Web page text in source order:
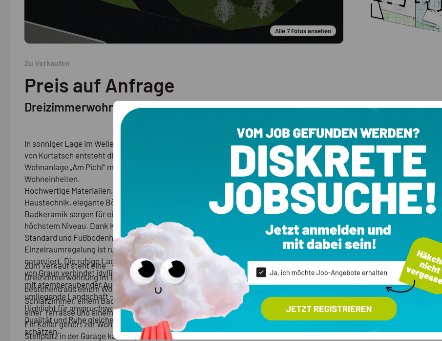
Alle7Fotos ansehen
Zu Verkaufen
Preis auf Anfrage
Dreizimmerwohnung in Kurtatsch/Graun zu verkaufen - Wohnung 2B
In sonniger Lage im Weiler Graun oberhalb
von Kurtatsch entsteht die exklusive
Wohnanlage „Am Pichl“ mit nur sechs
Wohneinheiten.
Hochwertige Materialien, moderne
Haustechnik, elegante Böden und stilvolle
Badkeramik sorgen für ein Wohngefühl auf
höchstem Niveau. Dank Klimahaus-A-
Standard und Fußbodenheizung mit
Einzelraumregelung ist rundum Komfort
garantiert. Die ruhige Lage im Dorfkern
von Graun verbindet idyllisches Wohnen
mit atemberaubender Aussicht auf die
umliegende Landschaft – ein wahres
Highlight für anspruchsvolle Käufer, die
Qualität und Ruhe gleichermaßen
schätzen.
Zum Verkauf steht eine
Dreizimmerwohnung im 1. Obergeschoss,
bestehend aus einem Wohnbereich, zwei
Schlafzimmer, einem Badezimmer sowie
einer Terrasse und einem kleinen Garten.
Ein Keller gehört zur Wohnung, ein
Stellplatz in der Garage kann separat
1. OG
Anzahl Zimmer:3
KlimaHaus A
Heizung:Wärmepumpe (Ofen, Etage,
Zentral, Fern, Fußboden)
Objektnummer:
Kurtatsch011 - Wohnung 2B
Ausstattung
Autonome Heizung
Keller